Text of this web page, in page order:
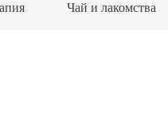
Чай и лакомства